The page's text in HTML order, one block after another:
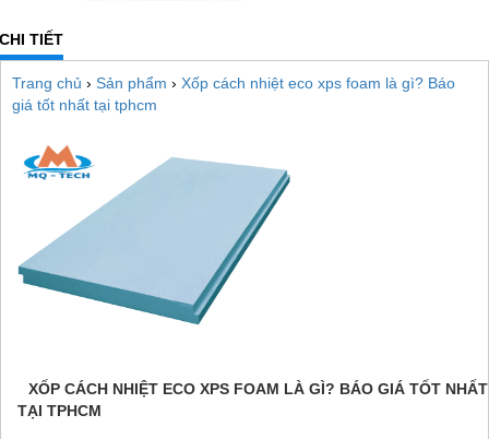
CHI TIẾT
Trang chủ › Sản phẩm › Xốp cách nhiệt eco xps foam là gì? Báo
giá tốt nhất tại tphcm
XỐP CÁCH NHIỆT ECO XPS FOAM LÀ GÌ? BÁO GIÁ TỐT NHẤT
TẠI TPHCM